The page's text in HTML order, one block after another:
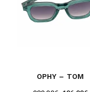
OPHY – TOM